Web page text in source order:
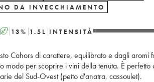
DA INVECCHIAMENTO
A 13% 1.5 L INTENSITÀ
Cahors di carattere, equilibrato e dagli aromi
modo per scoprire i vini della tenuta. È perfetto
del Sud-Ovest (petto d'anatra, cassoulet).